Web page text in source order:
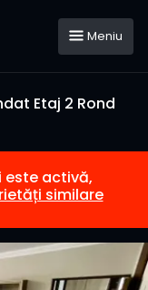
Meniu
Etaj 2 Rond
activă,
similare